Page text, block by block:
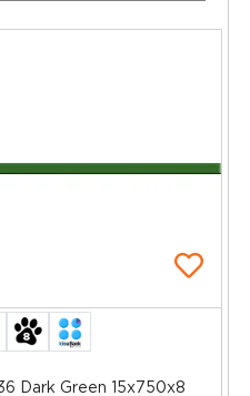
Dark Green 15x750x8